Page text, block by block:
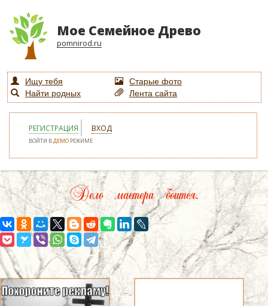
Мое Семейное Древо
pomnirod.ru
Ищу тебя
Старые фото
Найти родных
Лента сайта
РЕГИСТРАЦИЯ ВХОД
ВОЙТИ ВДЕМО РЕЖИМЕ
Дело мастера боится.